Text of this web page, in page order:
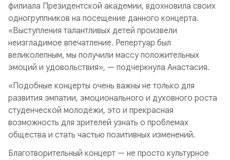
филиала Президентской академии, вдохновила своих
одногруппников на посещение данного концерта.
«Выступления талантливых детей произвели
неизгладимое впечатление. Репертуар был
великолепным, мы получили массу положительных
эмоций и удовольствия», — подчеркнула Анастасия.
«Подобные концерты очень важны не только для
развития эмпатии, эмоционального и духовного роста
студенческой молодёжи, это и прекрасная
возможность для зрителей узнать о проблемах
общества и стать частью позитивных изменений.
Благотворительный концерт — не просто культурное